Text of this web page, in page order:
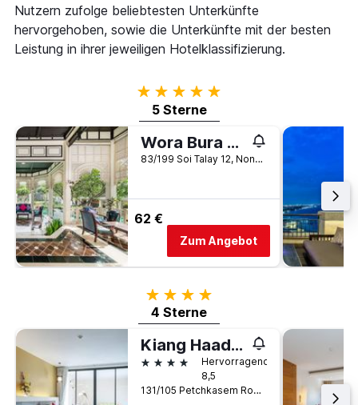
Nutzern zufolge beliebtesten Unterkünfte
hervorgehoben, sowie die Unterkünfte mit der besten
Leistung in ihrer jeweiligen Hotelklassifizierung.
5 Sterne
5 Sterne
Wora Bura Hua Hin Resort And Spa
83/199 Soi Talay 12, Nonggare-Khao, Hua Hin, Thailand
62 €
Zum Angebot
4 Sterne
4 Sterne
Kiang Haad Beach Hua Hin
4 Sterne
Hervorragend
8,5
131/105 Petchkasem Road, Hua Hin, Thailand